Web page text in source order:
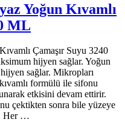
Yoğun Kıvamlı
ML
Çamaşır Suyu 3240
hijyen sağlar. Yoğun
hijyen sağlar. Mikropları
formülü ile sifonu
etkisini devam ettirir.
çektikten sonra bile yüzeye
Her …